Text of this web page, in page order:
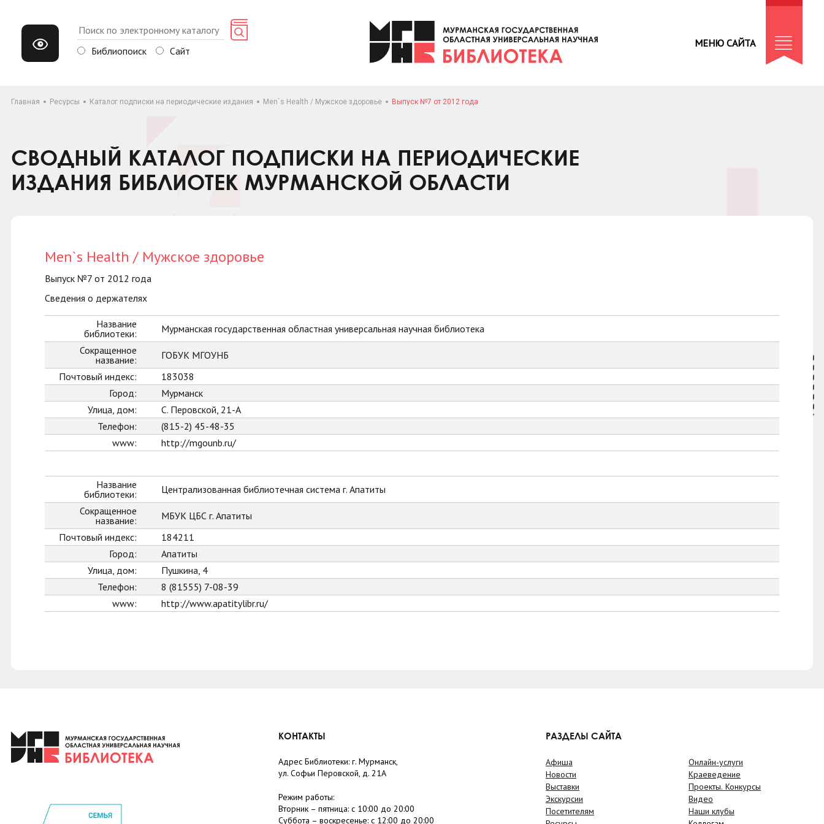
Библиопоиск Сайт
МЕНЮ САЙТА
Главная Ресурсы Каталог подписки на периодические издания Men`s Health / Мужское здоровье Выпуск №7 от 2012 года
СВОДНЫЙ КАТАЛОГ ПОДПИСКИ НА ПЕРИОДИЧЕСКИЕ
ИЗДАНИЯ БИБЛИОТЕК МУРМАНСКОЙ ОБЛАСТИ
Men`s Health / Мужское здоровье
Выпуск №7 от 2012 года
Сведения о держателях
Название
библиотеки:
Мурманская государственная областная универсальная научная библиотека
Сокращенное
название:
ГОБУК МГОУНБ
Почтовый индекс:
183038
Город:
Мурманск
Улица, дом:
С. Перовской, 21-А
Телефон:
(815-2) 45-48-35
www:
http://mgounb.ru/
Название
библиотеки:
Централизованная библиотечная система г. Апатиты
Сокращенное
название:
МБУК ЦБС г. Апатиты
Почтовый индекс:
184211
Город:
Апатиты
Улица, дом:
Пушкина, 4
Телефон:
8 (81555) 7-08-39
www:
http://www.apatitylibr.ru/
КОНТАКТЫ
Адрес Библиотеки: г. Мурманск,
ул. Софьи Перовской, д. 21А
Режим работы:
Вторник – пятница: с 10:00 до 20:00
Суббота – воскресенье: c 12:00 до 20:00
РАЗДЕЛЫ САЙТА
Афиша
Новости
Выставки
Экскурсии
Посетителям
Онлайн-услуги
Краеведение
Проекты. Конкурсы
Видео
Наши клубы